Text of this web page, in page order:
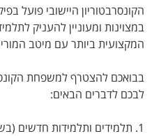
במצוינות ומעוניין להעניק
המקצועית ביותר עם מיטב
בבואכם להצטרף למשפחת
לבכם לדברים הבאים:
1. תלמידים ותלמידות חדשים